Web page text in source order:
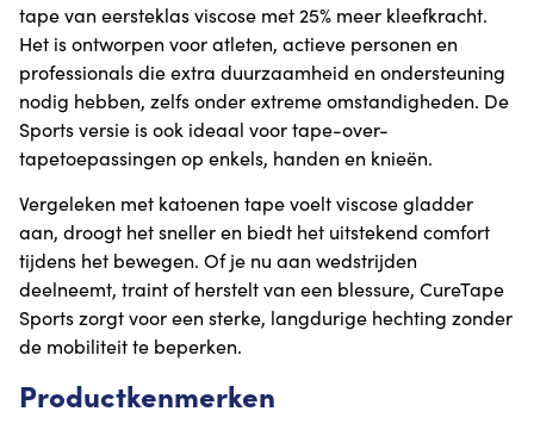
tape van eersteklas viscose met 25% meer kleefkracht.
Het is ontworpen voor atleten, actieve personen en
professionals die extra duurzaamheid en ondersteuning
nodig hebben, zelfs onder extreme omstandigheden. De
Sports versie is ook ideaal voor tape-over-
tapetoepassingen op enkels, handen en knieën.
Vergeleken met katoenen tape voelt viscose gladder
aan, droogt het sneller en biedt het uitstekend comfort
tijdens het bewegen. Of je nu aan wedstrijden
deelneemt, traint of herstelt van een blessure, CureTape
Sports zorgt voor een sterke, langdurige hechting zonder
de mobiliteit te beperken.
Productkenmerken